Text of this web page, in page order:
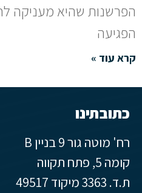
הפרשנות שהיא מעניקה
הפגיעה
קרא עוד »
כתובתינו
רח' מוטה גור 9 בניין B
קומה 5, פתח תקווה
ת.ד. 3363 מיקוד 49517